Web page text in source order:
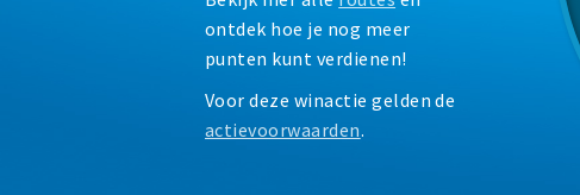
ontdek hoe je nog meer
punten kunt verdienen!
Voor deze winactie gelden de
actievoorwaarden.